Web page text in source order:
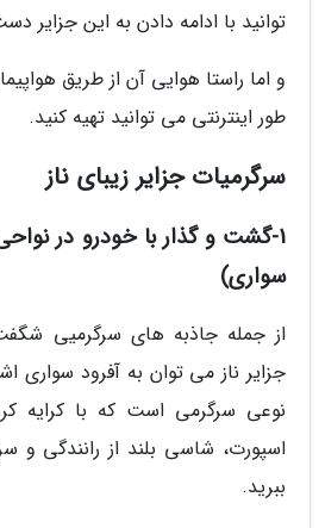
توانید با ادامه دادن به این جزایر
و اما راستا هوایی آن از طریق
طور اینترنتی می توانید تهیه کنید.
سرگرمیات جزایر زیبای ناز
1-گشت و گذار با خودرو در
سواری)
از جمله جاذبه های سرگرمیی
جزایر ناز می توان به آفرود سواری
نوعی سرگرمی است که با کرایه
اسپورت، شاسی بلند از رانندگی و
ببرید.